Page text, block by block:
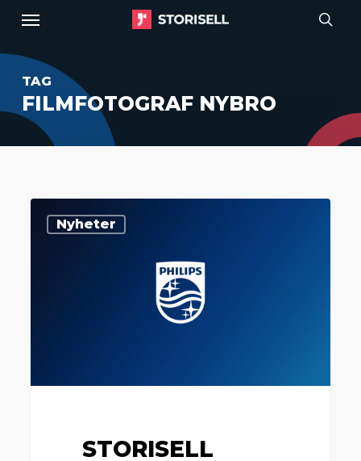
main
content
Menu
TAG
FILMFOTOGRAF NYBRO
levererar
Nyheter
STORISELL